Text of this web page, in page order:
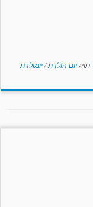
תויגיום הולדת/יומולדת